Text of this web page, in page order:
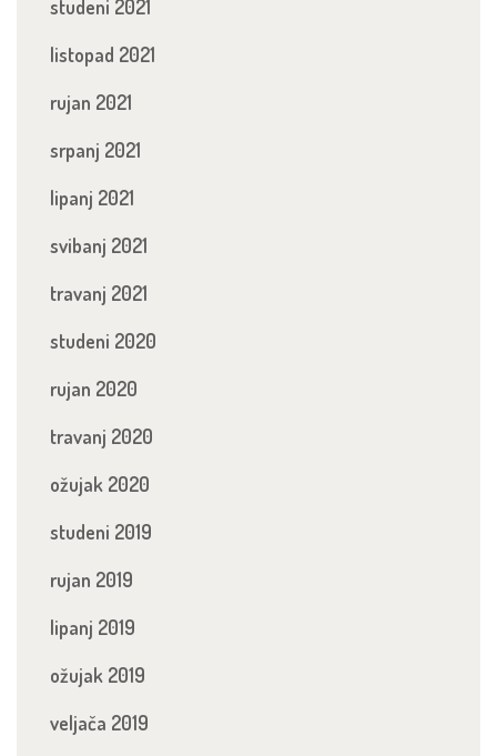
studeni 2021
listopad 2021
rujan 2021
srpanj 2021
lipanj 2021
svibanj 2021
travanj 2021
studeni 2020
rujan 2020
travanj 2020
ožujak 2020
studeni 2019
rujan 2019
lipanj 2019
ožujak 2019
veljača 2019